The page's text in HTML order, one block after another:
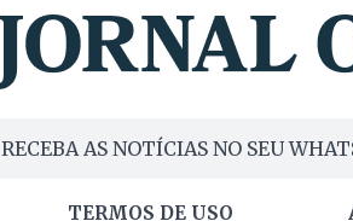
RECEBA AS NOTÍCIAS NO SEU
TERMOS DE USO